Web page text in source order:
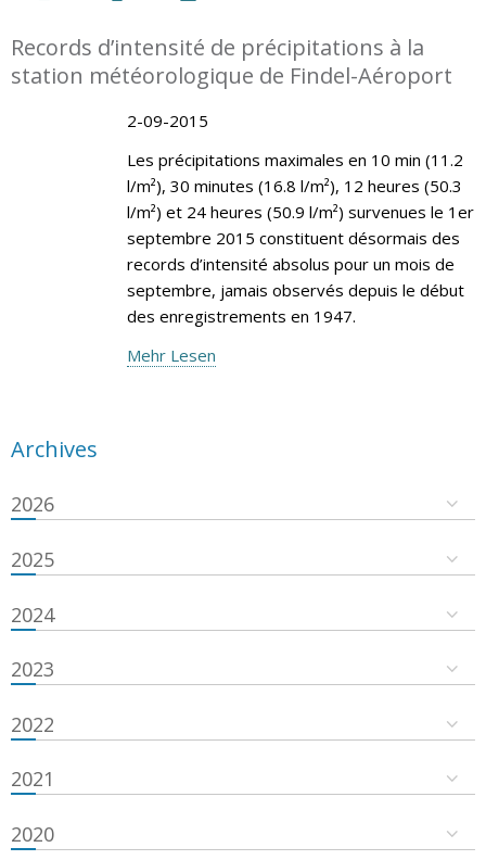
Records d’intensité de précipitations à la
station météorologique de Findel-Aéroport
2-09-2015
Les précipitations maximales en 10 min (11.2
l/m²), 30 minutes (16.8 l/m²), 12 heures (50.3
l/m²) et 24 heures (50.9 l/m²) survenues le 1er
septembre 2015 constituent désormais des
records d’intensité absolus pour un mois de
septembre, jamais observés depuis le début
des enregistrements en 1947.
Mehr Lesen
Archives
2026
2025
2024
2023
2022
2021
2020